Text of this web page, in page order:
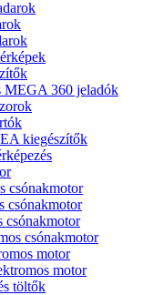
360 jeladók
kiegészítők
csónakmotor
csónakmotor
csónakmotor
csónakmotor
motor
motor
töltők